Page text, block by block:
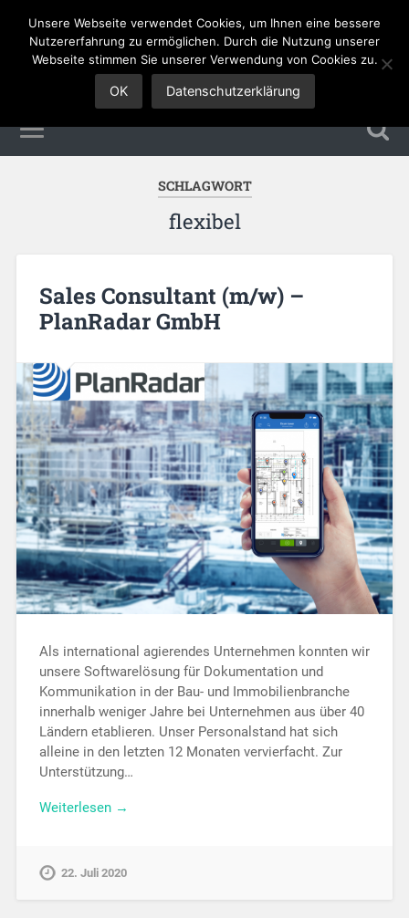
Sales Jobs
SCHLAGWORT
flexibel
Sales Consultant (m/w) –
PlanRadar GmbH
Als international agierendes Unternehmen konnten wir
unsere Softwarelösung für Dokumentation und
Kommunikation in der Bau- und Immobilienbranche
innerhalb weniger Jahre bei Unternehmen aus über 40
Ländern etablieren. Unser Personalstand hat sich
alleine in den letzten 12 Monaten vervierfacht. Zur
Unterstützung…
Weiterlesen →
22. Juli 2020
Unsere Webseite verwendet Cookies, um Ihnen eine bessere
Nutzererfahrung zu ermöglichen. Durch die Nutzung unserer
Webseite stimmen Sie unserer Verwendung von Cookies zu.
OK Datenschutzerklärung